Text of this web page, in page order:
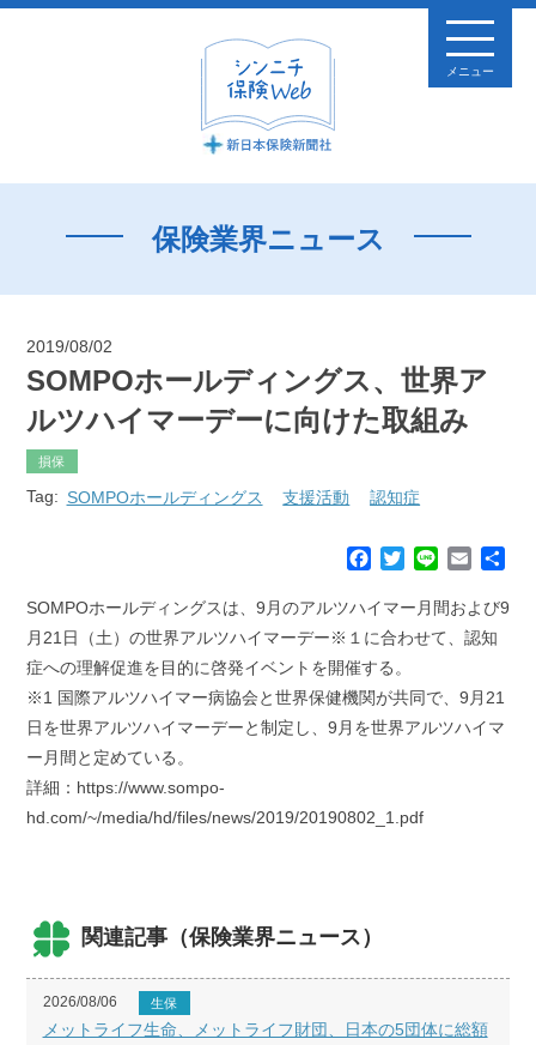
メニュー
保険業界ニュース
2019/08/02
SOMPOホールディングス、世界ア
ルツハイマーデーに向けた取組み
損保
Tag: SOMPOホールディングス 支援活動 認知症
c
e
o
o
k
T
i
r
n
e
E
a
i
SOMPOホールディングスは、9月のアルツハイマー月間および9
月21日（土）の世界アルツハイマーデー※１に合わせて、認知
症への理解促進を目的に啓発イベントを開催する。
※1 国際アルツハイマー病協会と世界保健機関が共同で、9月21
日を世界アルツハイマーデーと制定し、9月を世界アルツハイマ
ー月間と定めている。
詳細：https://www.sompo-
hd.com/~/media/hd/files/news/2019/20190802_1.pdf
関連記事（保険業界ニュース）
2026/08/06 生保
メットライフ生命、メットライフ財団、日本の5団体に総額